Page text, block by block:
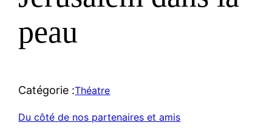
peau
Catégorie :Théatre
Du côté de nos partenaires et amis